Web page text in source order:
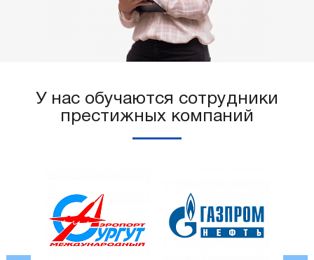
У нас обучаются сотрудники
престижных компаний